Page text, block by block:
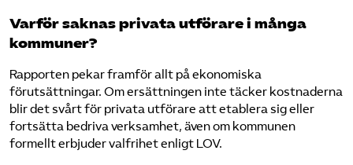
Varför saknas privata utförare i många
kommuner?
Rapporten pekar framför allt på ekonomiska
förutsättningar. Om ersättningen inte täcker kostnaderna
blir det svårt för privata utförare att etablera sig eller
fortsätta bedriva verksamhet, även om kommunen
formellt erbjuder valfrihet enligt LOV.